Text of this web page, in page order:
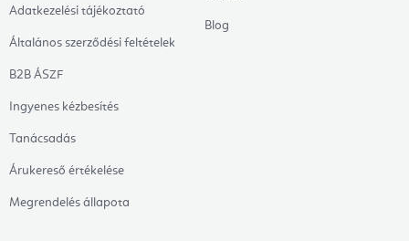
Adatkezelési tájékoztató
Általános szerződési feltételek
B2B ÁSZF
Ingyenes kézbesítés
Tanácsadás
Árukereső értékelése
Megrendelés állapota
Blog